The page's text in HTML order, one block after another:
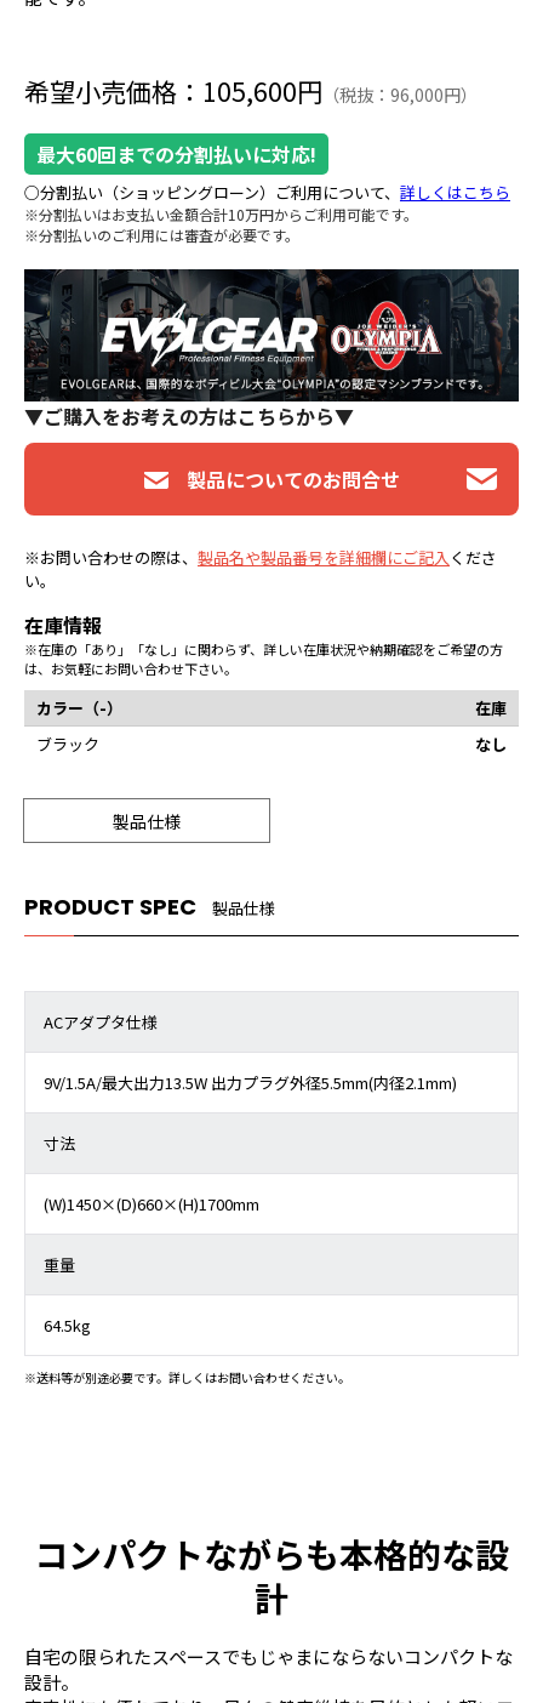
希望小売価格：105,600円 （税抜：96,000円）
最大60回までの分割払いに対応!
○分割払い（ショッピングローン）ご利用について、 詳しくはこちら
※分割払いはお支払い金額合計10万円からご利用可能です。
※分割払いのご利用には審査が必要です。
▼ご購入をお考えの方はこちらから▼
製品についてのお問合せ
※お問い合わせの際は、 製品名や製品番号を詳細欄にご記入 くださ
い。
在庫情報
※在庫の「あり」「なし」に関わらず、詳しい在庫状況や納期確認をご希望の方
は、お気軽にお問い合わせ下さい。
カラー（-）
在庫
ブラック
なし
製品仕様
PRODUCT SPEC 製品仕様
ACアダプタ仕様
9V/1.5A/最大出力13.5W 出力プラグ外径5.5mm(内径2.1mm)
寸法
(W)1450×(D)660×(H)1700mm
重量
64.5kg
※送料等が別途必要です。詳しくはお問い合わせください。
コンパクトながらも本格的な設
計
自宅の限られたスペースでもじゃまにならないコンパクトな
設計。